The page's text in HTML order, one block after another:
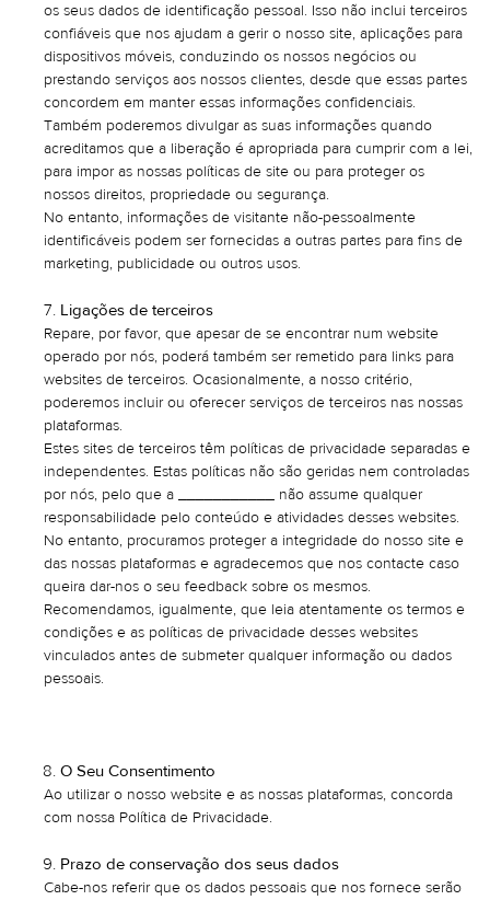
os seus dados de identificação pessoal. Isso não inclui terceiros
confiáveis que nos ajudam a gerir o nosso site, aplicações para
dispositivos móveis, conduzindo os nossos negócios ou
prestando serviços aos nossos clientes, desde que essas partes
concordem em manter essas informações confidenciais.
Também poderemos divulgar as suas informações quando
acreditamos que a liberação é apropriada para cumprir com a lei,
para impor as nossas políticas de site ou para proteger os
nossos direitos, propriedade ou segurança.
No entanto, informações de visitante não-pessoalmente
identificáveis podem ser fornecidas a outras partes para fins de
marketing, publicidade ou outros usos.
Ligações de terceiros
Repare, por favor, que apesar de se encontrar num website
operado por nós, poderá também ser remetido para links para
websites de terceiros. Ocasionalmente, a nosso critério,
poderemos incluir ou oferecer serviços de terceiros nas nossas
plataformas.
Estes sites de terceiros têm políticas de privacidade separadas e
independentes. Estas políticas não são geridas nem controladas
por nós, pelo que a ___________ não assume qualquer
responsabilidade pelo conteúdo e atividades desses websites.
No entanto, procuramos proteger a integridade do nosso site e
das nossas plataformas e agradecemos que nos contacte caso
queira dar-nos o seu feedback sobre os mesmos.
Recomendamos, igualmente, que leia atentamente os termos e
condições e as políticas de privacidade desses websites
vinculados antes de submeter qualquer informação ou dados
pessoais.
O Seu Consentimento
Ao utilizar o nosso website e as nossas plataformas, concorda
com nossa Política de Privacidade.
Prazo de conservação dos seus dados
Cabe-nos referir que os dados pessoais que nos fornece serão